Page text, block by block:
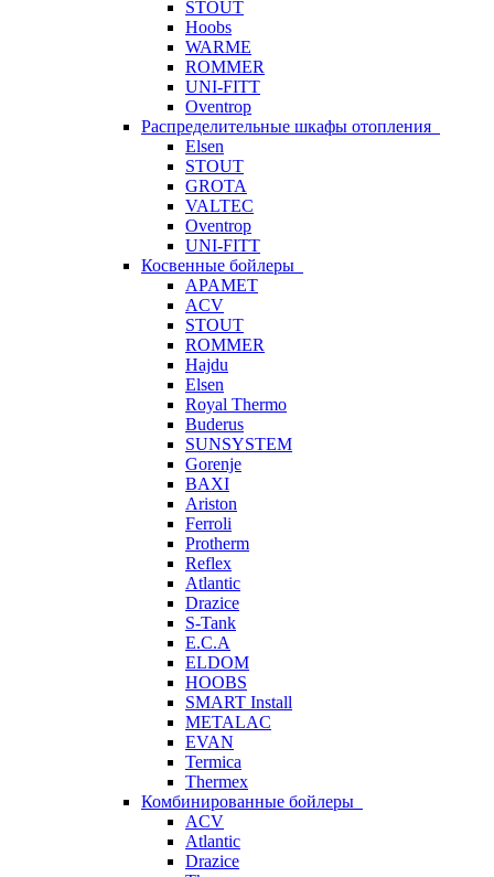
STOUT
Hoobs
WARME
ROMMER
UNI-FITT
Oventrop
Распределительные шкафы отопления
Elsen
STOUT
GROTA
VALTEC
Oventrop
UNI-FITT
Косвенные бойлеры
APAMET
ACV
STOUT
ROMMER
Hajdu
Elsen
Royal Thermo
Buderus
SUNSYSTEM
Gorenje
BAXI
Ariston
Ferroli
Protherm
Reflex
Atlantic
Drazice
S-Tank
E.C.A
ELDOM
HOOBS
SMART Install
METALAC
EVAN
Termica
Thermex
Комбинированные бойлеры
ACV
Atlantic
Drazice